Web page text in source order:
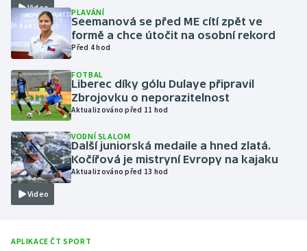
Lyže a snowboard
Moderní pětiboj
Motorsport
Olympijské hry
Parasport
Plavání
Plážový volejbal
Video PLAVÁNÍ
Seemanová se před ME cítí zpět ve
formě a chce útočit na osobní rekord
Před 4 hod
FOTBAL
Liberec díky gólu Dulaye připravil
Zbrojovku o neporazitelnost
Aktualizováno před 11 hod
Video
VODNÍ SLALOM
Další juniorská medaile a hned zlatá.
Kočířová je mistryní Evropy na kajaku
Aktualizováno před 13 hod
APLIKACE ČT SPORT